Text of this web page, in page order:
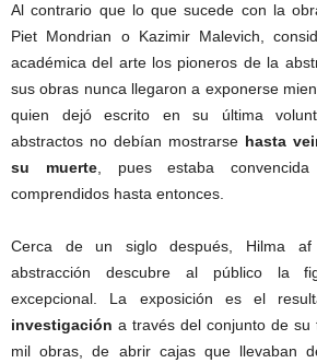
Al contrario que lo que sucede con la
Piet Mondrian o Kazimir Malevich,
académica del arte los pioneros de la
sus obras nunca llegaron a exponerse
quien dejó escrito en su última
abstractos no debían mostrarse hasta
su muerte, pues estaba
comprendidos hasta entonces.
Cerca de un siglo después, Hilma
abstracción descubre al público la
excepcional. La exposición es el
investigación a través del conjunto de
mil obras, de abrir cajas que llevaban